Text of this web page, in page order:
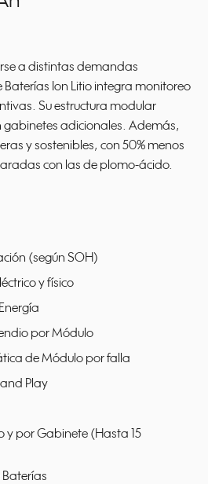
a distintas demandas
Baterías Ion Litio integra monitoreo
Su estructura modular
gabinetes adicionales. Además,
y sostenibles, con 50% menos
con las de plomo-ácido.
(según SOH)
y físico
por Módulo
de Módulo por falla
Play
y por Gabinete (Hasta 15
Baterías